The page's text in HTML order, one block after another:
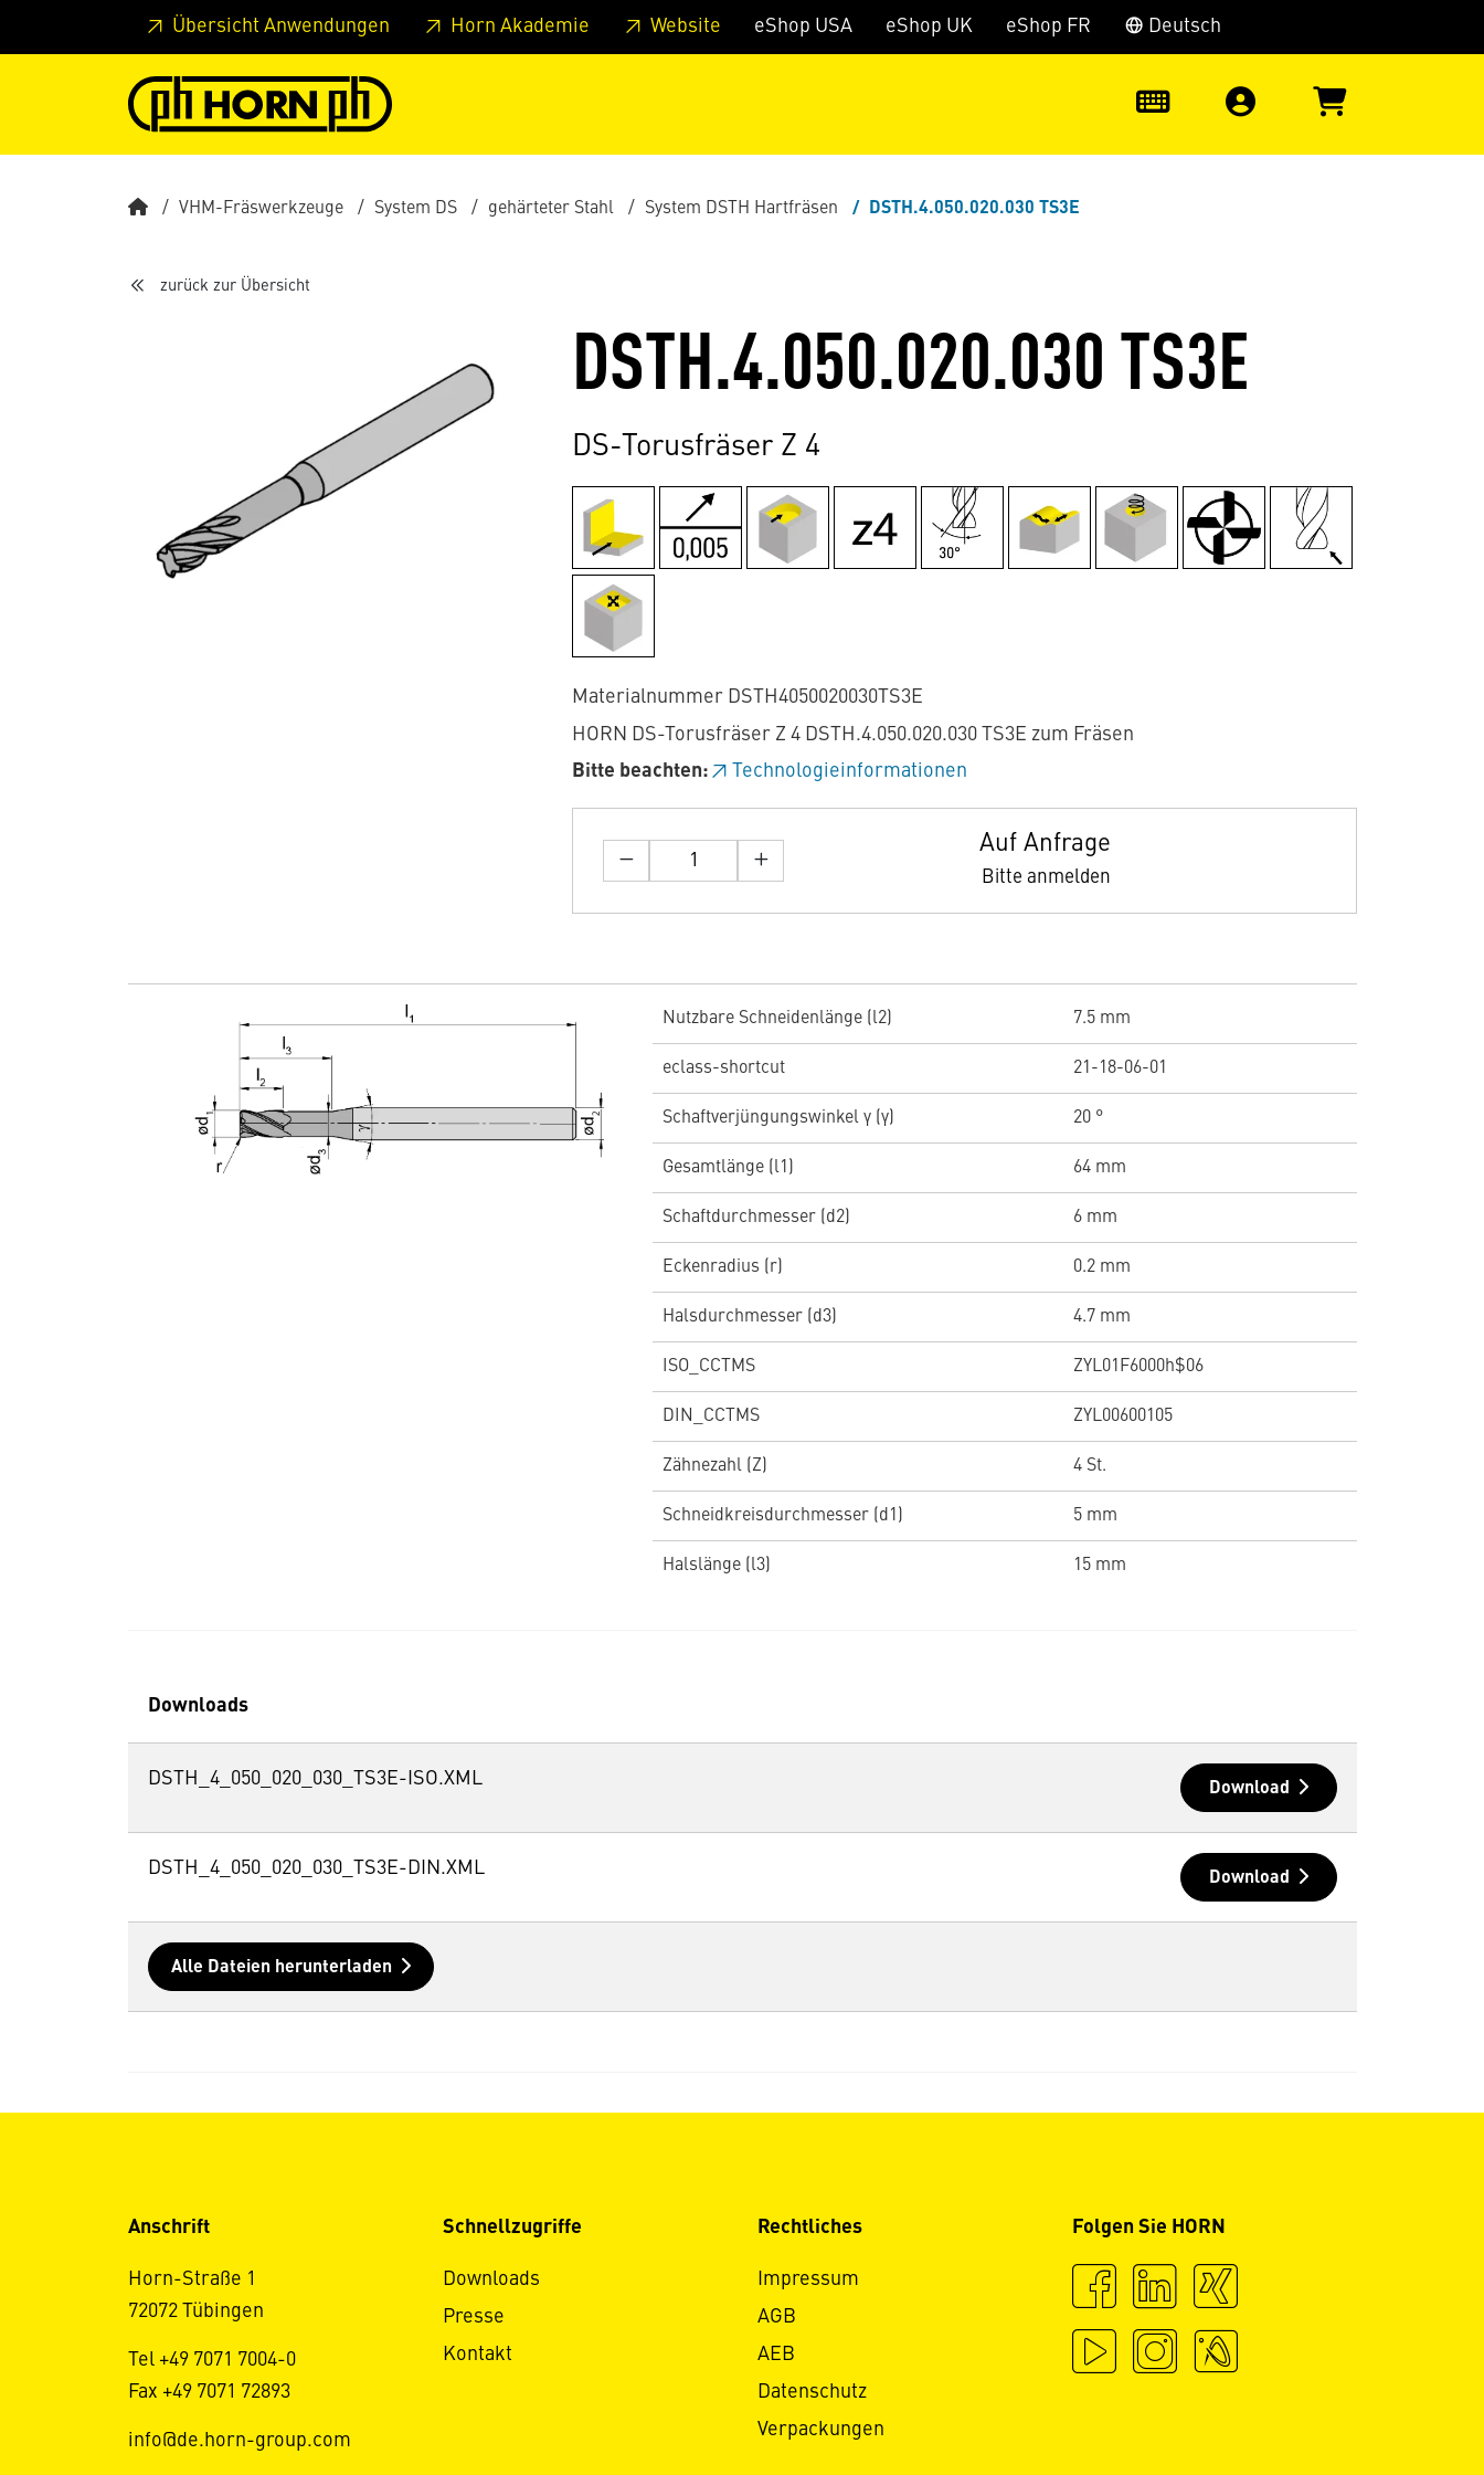
Springe zu Hauptinhalt Springe zum Header Springe zum Footer Springe zum Hauptmenu Springe zur Suche
Übersicht Anwendungen Horn Akademie Website eShop USA eShop UK eShop FR Deutsch
VHM-Fräswerkzeuge System DS gehärteter Stahl System DSTH Hartfräsen DSTH.4.050.020.030 TS3E
zurück zur Übersicht
DSTH.4.050.020.030 TS3E
DS-Torusfräser Z 4
Materialnummer DSTH4050020030TS3E
HORN DS-Torusfräser Z 4 DSTH.4.050.020.030 TS3E zum Fräsen
Bitte beachten:
Technologieinformationen
Auf Anfrage
Bitte anmelden
Nutzbare Schneidenlänge (l2) 7.5 mm
eclass-shortcut 21-18-06-01
Schaftverjüngungswinkel γ (γ) 20 °
Gesamtlänge (l1) 64 mm
Schaftdurchmesser (d2) 6 mm
Eckenradius (r) 0.2 mm
Halsdurchmesser (d3) 4.7 mm
ISO_CCTMS ZYL01F6000h$06
DIN_CCTMS ZYL00600105
Zähnezahl (Z) 4 St.
Schneidkreisdurchmesser (d1) 5 mm
Halslänge (l3) 15 mm
Downloads
DSTH_4_050_020_030_TS3E-ISO.XML Download
DSTH_4_050_020_030_TS3E-DIN.XML Download
Alle Dateien herunterladen
Anschrift
Horn-Straße 1
72072 Tübingen
Tel +49 7071 7004-0
Fax +49 7071 72893
info@de.horn-group.com
Schnellzugriffe
Downloads
Presse
Kontakt
Rechtliches
Impressum
AGB
AEB
Datenschutz
Verpackungen
Folgen Sie HORN